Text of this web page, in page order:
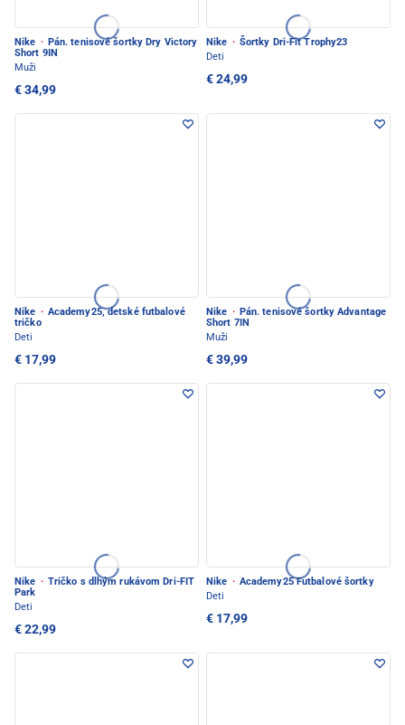
Nike · Pán. tenisové šortky Dry Victory
Short 9IN
Muži
€ 34,99
Nike · Šortky Dri-Fit Trophy23
Deti
€ 24,99
Nike · Academy25, detské futbalové
tričko
Deti
€ 17,99
Nike · Pán. tenisové šortky Advantage
Short 7IN
Muži
€ 39,99
Nike · Tričko s dlhým rukávom Dri-FIT
Park
Deti
€ 22,99
Nike · Academy25 Futbalové šortky
Deti
€ 17,99